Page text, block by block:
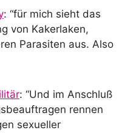
: “für mich sieht das
von Kakerlaken,
Parasiten aus. Also
: “Und im Anschluß
rennen
sexueller